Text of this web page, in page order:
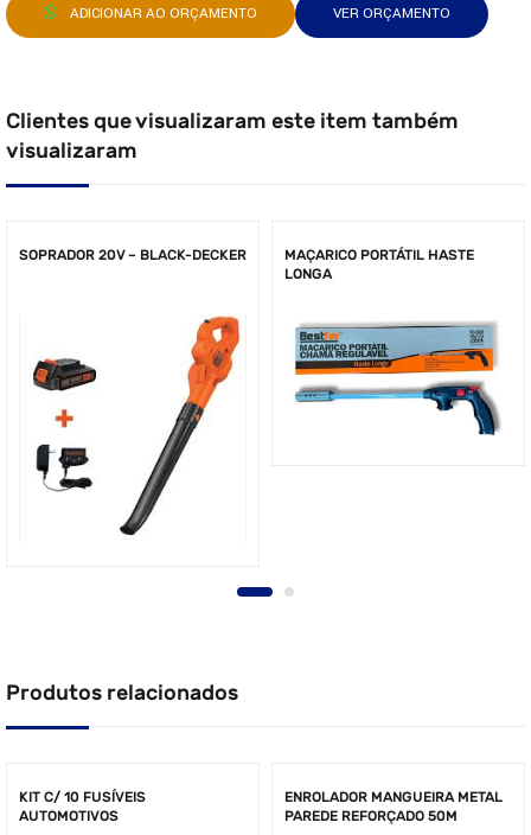
ADICIONAR AO ORÇAMENTO VER ORÇAMENTO
Clientes que visualizaram este item também
visualizaram
SOPRADOR 20V – BLACK-DECKER
MAÇARICO PORTÁTIL HASTE
LONGA
Produtos relacionados
KIT C/ 10 FUSÍVEIS
AUTOMOTIVOS
ENROLADOR MANGUEIRA METAL
PAREDE REFORÇADO 50M